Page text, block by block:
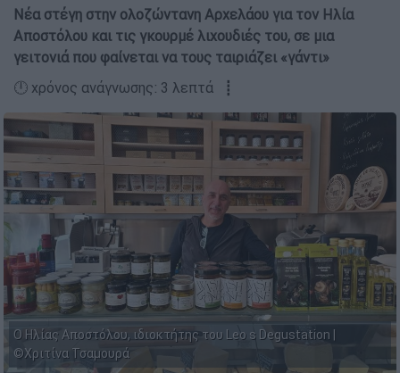
Νέα στέγη στην ολοζώντανη Αρχελάου για τον Ηλία
Αποστόλου και τις γκουρμέ λιχουδιές του, σε μια
γειτονιά που φαίνεται να τους ταιριάζει «γάντι»
🕛 χρόνος ανάγνωσης: 3 λεπτά ┋
Ο Ηλίας Αποστόλου, ιδιοκτήτης του Leo s Degustation |
©Χριτίνα Τσαμουρά